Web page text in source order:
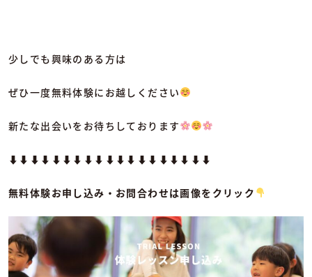
少しでも興味のある方は
ぜひ一度無料体験にお越しください
新たな出会いをお待ちしております
⬇︎⬇︎⬇︎⬇︎⬇︎⬇︎⬇︎⬇︎⬇︎⬇︎⬇︎⬇︎⬇︎⬇︎⬇︎⬇︎⬇︎⬇︎⬇︎
無料体験お申し込み・お問合わせは画像をクリック